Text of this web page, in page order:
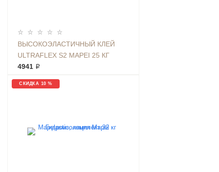
ВЫСОКОЭЛАСТИЧНЫЙ КЛЕЙ
ULTRAFLEX S2 MAPEI 25 КГ
СЕРЫЙ
4941 ₽
СКИДКА 10 %